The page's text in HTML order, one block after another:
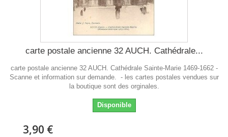
carte postale ancienne 32 AUCH. Cathédrale...
carte postale ancienne 32 AUCH. Cathédrale Sainte-Marie 1469-1662 -
Scanne et information sur demande. - les cartes postales vendues sur
la boutique sont des orginales.
Disponible
3,90 €